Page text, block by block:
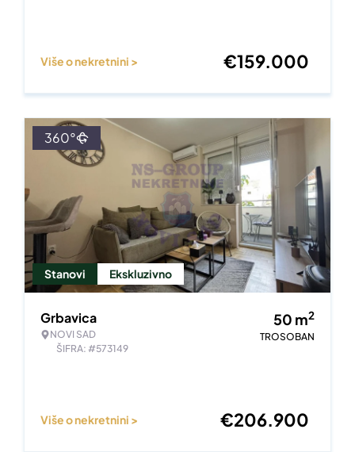
Više o nekretnini > €159.000
Stanovi Ekskluzivno
360°
Grbavica
NOVI SAD
ŠIFRA: #573149
50 m2
TROSOBAN
Više o nekretnini > €206.900